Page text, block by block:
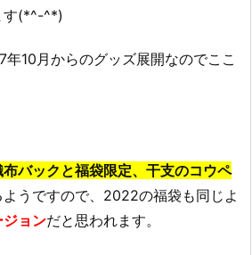
す(*^-^*)
10月からのグッズ展開なのでここ
バックと福袋限定、干支のコウペ
うですので、2022の福袋も同じよ
ョンだと思われます。